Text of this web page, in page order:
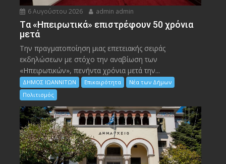
6 Αυγούστου 2026 admin admin
Tα «Ηπειρωτικά» επιστρέφουν 50 χρόνια
μετά
Την πραγματοποίηση μιας επετειακής σειράς
εκδηλώσεων με στόχο την αναβίωση των
«Ηπειρωτικών», πενήντα χρόνια μετά την...
ΔΗΜΟΣ ΙΩΑΝΝΙΤΩΝ Επικαιρότητα
Νέα των Δήμων
Πολιτισμός